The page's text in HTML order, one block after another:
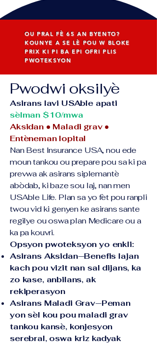
OU PRAL FÈ 65 AN BYENTO?
KOUNYE A SE LÈ POU W BLOKE
PRIX KI PI BA EPI OFRI PLIS
PWOTEKSYON
Pwodwi oksilyè
Asirans lavi USAble apati
sèlman $10/mwa
Aksidan • Maladi grav •
Entèneman lopital
Nan Best Insurance USA, nou ede
moun tankou ou prepare pou sa ki pa
prevwa ak asirans siplemantè
abòdab, ki baze sou laj, nan men
USAble Life. Plan sa yo fèt pou ranpli
twou vid ki genyen ke asirans sante
regilye ou oswa plan Medicare ou a
ka pa kouvri.
Opsyon pwoteksyon yo enkli:
Asirans Aksidan—Benefis lajan
kach pou vizit nan sal dijans, ka
zo kase, anbilans, ak
rekiperasyon
Asirans Maladi Grav—Peman
yon sèl kou pou maladi grav
tankou kansè, konjesyon
serebral, oswa kriz kadyak